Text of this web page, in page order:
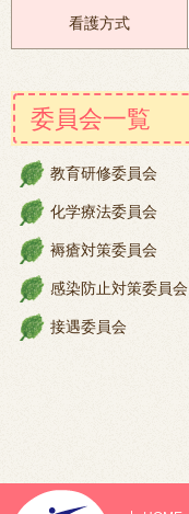
看護方式
委員会一覧
教育研修委員会
化学療法委員会
褥瘡対策委員会
感染防止対策委員会
接遇委員会